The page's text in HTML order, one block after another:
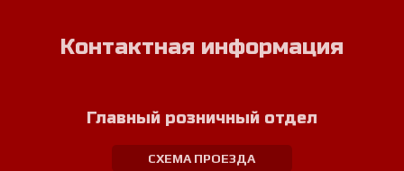
Контактная информация
Главный розничный отдел
СХЕМА ПРОЕЗДА